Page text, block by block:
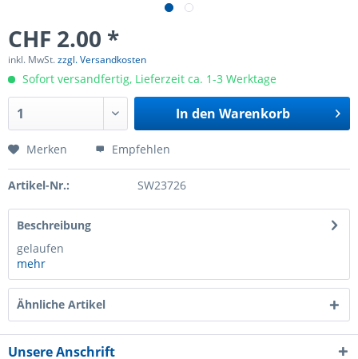
CHF 2.00 *
inkl. MwSt.zzgl. Versandkosten
Sofort versandfertig, Lieferzeit ca. 1-3 Werktage
In den Warenkorb
Merken Empfehlen
Artikel-Nr.: SW23726
Beschreibung
gelaufen
mehr
Ähnliche Artikel
Unsere Anschrift